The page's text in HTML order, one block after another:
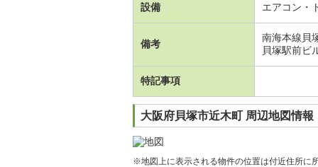
設備 エアコン・
備考
南海本線貝
貝塚駅前ビ
特記事項
大阪府貝塚市近木町 周辺地図情報
※地図上に表示される物件の位置は付近住所に